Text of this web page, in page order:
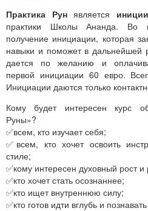
Практика Рунявляется
практики Школы Ананда. Во
получение инициации, которая
навыки и поможет в дальнейшей
дается по желанию и
первой инициации 60 евро.
Инициации даются только
Кому будет интересен курс
Руны»?
✅всем, кто изучает себя;
✅всем, кто хочет освоить
стиле;
✅кому интересен духовный рост и
✅кто хочет стать осознаннее;
✅кто ищет внутреннюю силу;
✅кто готов идти вглубь и